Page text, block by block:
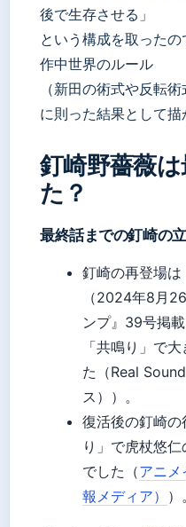
後で生存させる」
という構成を取ったの
作中世界のルール
（新田の術式や反転術
に則った結果として描
釘崎野薔薇
た？
最終話までの釘崎の
釘崎の再登場
（2024年8月
ンプ』39号掲
「共鳴り」で
た（Real
ス））。
復活後の釘崎
り」で虎杖悠
でした（アニメ
報メディア） ）。